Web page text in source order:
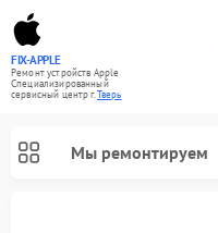
FIX-APPLE
Ремонт устройств Apple
Специализированный
cервисный центр г.Тверь
Мы ремонтируем